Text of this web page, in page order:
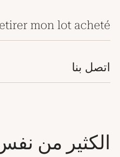
mon lot acheté
اتصل بنا
الكثير من